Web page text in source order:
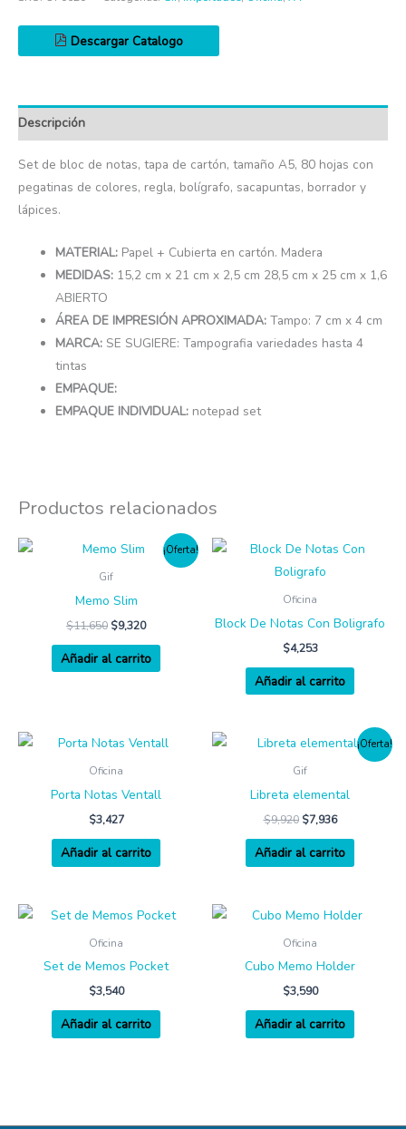
Descargar Catalogo
Descripción
Set de bloc de notas, tapa de cartón, tamaño A5, 80 hojas con
pegatinas de colores, regla, bolígrafo, sacapuntas, borrador y
lápices.
MATERIAL: Papel + Cubierta en cartón. Madera
MEDIDAS: 15,2 cm x 21 cm x 2,5 cm 28,5 cm x 25 cm x 1,6
ABIERTO
ÁREA DE IMPRESIÓN APROXIMADA:Tampo: 7 cm x 4 cm
MARCA: SE SUGIERE: Tampografia variedades hasta 4
tintas
EMPAQUE:
EMPAQUE INDIVIDUAL: notepad set
Productos relacionados
¡Oferta!
Gif
Memo Slim
$11,650 $9,320
Añadir al carrito
Oficina
Block De Notas Con Boligrafo
$4,253
Añadir al carrito
Oficina
Porta Notas Ventall
$3,427
Añadir al carrito
¡Oferta!
Gif
Libreta elemental
$9,920 $7,936
Añadir al carrito
Oficina
Set de Memos Pocket
$3,540
Añadir al carrito
Oficina
Cubo Memo Holder
$3,590
Añadir al carrito